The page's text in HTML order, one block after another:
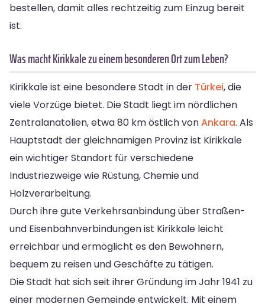
bestellen, damit alles rechtzeitig zum Einzug bereit
ist.
Was macht Kirikkale zu einem besonderen Ort zum Leben?
Kirikkale ist eine besondere Stadt in der Türkei, die
viele Vorzüge bietet. Die Stadt liegt im nördlichen
Zentralanatolien, etwa 80 km östlich vonAnkara. Als
Hauptstadt der gleichnamigen Provinz ist Kirikkale
ein wichtiger Standort für verschiedene
Industriezweige wie Rüstung, Chemie und
Holzverarbeitung.
Durch ihre gute Verkehrsanbindung über Straßen-
und Eisenbahnverbindungen ist Kirikkale leicht
erreichbar und ermöglicht es den Bewohnern,
bequem zu reisen und Geschäfte zu tätigen.
Die Stadt hat sich seit ihrer Gründung im Jahr 1941 zu
einer modernen Gemeinde entwickelt. Mit einem